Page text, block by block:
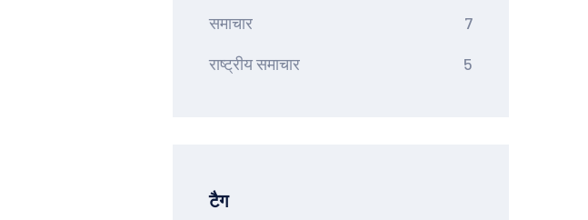
समाचार 7
राष्ट्रीय समाचार 5
टैग